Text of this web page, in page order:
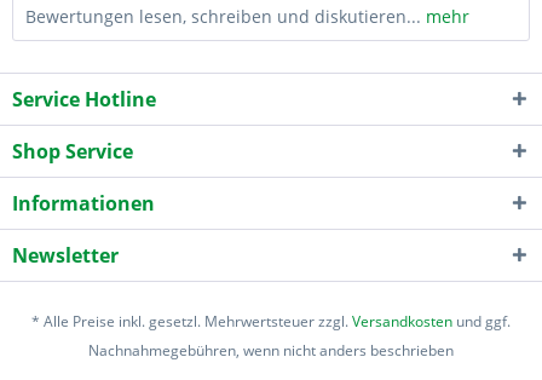
Bewertungen lesen, schreiben und diskutieren... mehr
Service Hotline
Shop Service
Informationen
Newsletter
* Alle Preise inkl. gesetzl. Mehrwertsteuer zzgl.Versandkosten und ggf.
Nachnahmegebühren, wenn nicht anders beschrieben